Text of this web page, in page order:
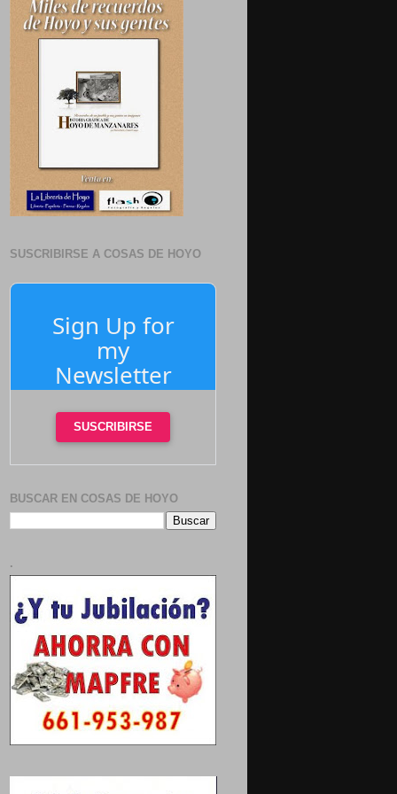
SUSCRIBIRSE A COSAS DE HOYO
Sign Up for
my
Newsletter
SUSCRIBIRSE
BUSCAR EN COSAS DE HOYO
.